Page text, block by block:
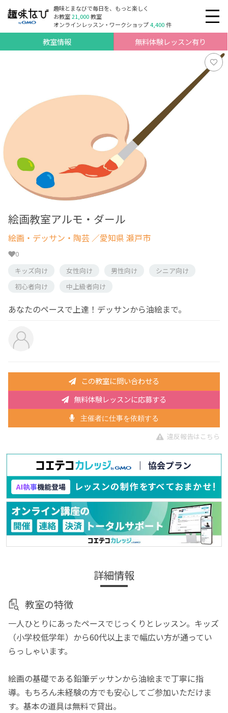
趣味とまなびで毎日を、もっと楽しく
お教室21,000教室
オンラインレッスン・ワークショップ4,400件
教室情報 無料体験レッスン有り
絵画教室アルモ・ダール
絵画・デッサン・陶芸 ／愛知県 瀬戸市
0
キッズ向け
女性向け 男性向け
シニア向け
初心者向け
中上級者向け
あなたのペースで上達！デッサンから油絵まで。
この教室に問い合わせる
無料体験レッスンに応募する
主催者に仕事を依頼する
違反報告はこちら
詳細情報
教室の特徴
一人ひとりにあったペースでじっくりとレッスン。キッズ
（小学校低学年）から60代以上まで幅広い方が通ってい
らっしゃいます。
絵画の基礎である鉛筆デッサンから油絵まで丁寧に指
導。もちろん未経験の方でも安心してご参加いただけま
す。基本の道具は無料で貸出。